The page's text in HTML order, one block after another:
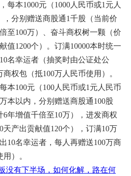
每本1000元 （1000人民币或1元人
，分别赠送商股通1千股（当前价
至100万）、奋斗商权树一颗（价
值1200个）。订满10000本时统一
名幸运者（抽奖时由公证处公
权包（抵100万人民币使用）。
本100元 （100人民币或1元人民币
万本以内，分别赠送商股通100股
6年增值千倍至10万），进发商权
天产出贡献值120个），订满10万
10名幸运者，每人再赠送100万商
）。
没有下半场，如何化解，路在何